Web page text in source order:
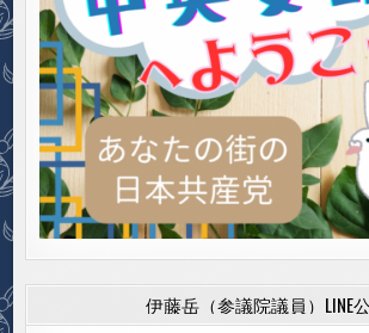
伊藤岳（参議院議員）LINE